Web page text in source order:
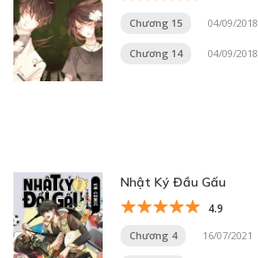
Chương 15 04/09/2018
Chương 14 04/09/2018
Nhật Ký Đầu Gấu
4.9
Chương 4 16/07/2021